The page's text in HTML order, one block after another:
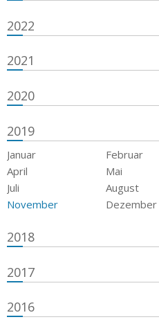
2022
2021
2020
2019
Januar Februar
April
Mai
Juli
August
November
Dezember
2018
2017
2016